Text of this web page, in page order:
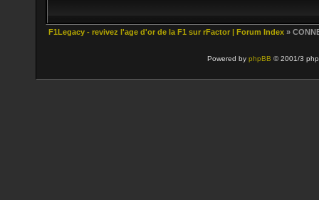
F1Legacy - revivez l'age d'or de la F1 sur rFactor | Forum Index »
Powered by phpBB © 2001/3